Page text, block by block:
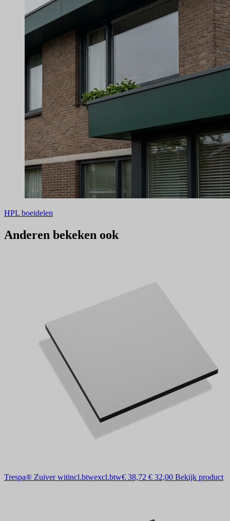
HPL boeidelen
Anderen bekeken ook
Trespa® Zuiver witincl.btwexcl.btw€ 38,72 € 32,00 Bekijk product